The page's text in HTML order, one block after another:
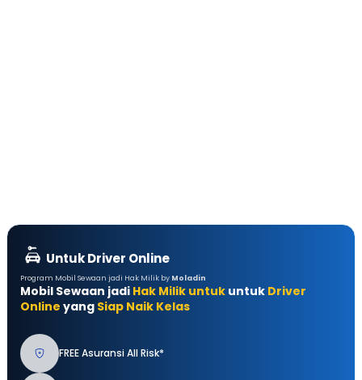
Untuk Driver Online
Program Mobil Sewaan jadi Hak Milik by Moladin
Mobil Sewaan jadi Hak Milik untuk untuk Driver
Online yang Siap Naik Kelas
FREE Asuransi All Risk*